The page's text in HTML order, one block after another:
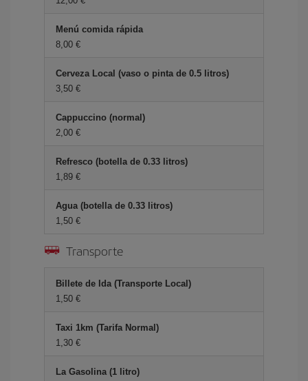
Menú comida rápida
8,00 €
Cerveza Local (vaso o pinta de 0.5 litros)
3,50 €
Cappuccino (normal)
2,00 €
Refresco (botella de 0.33 litros)
1,89 €
Agua (botella de 0.33 litros)
1,50 €
Transporte
Billete de Ida (Transporte Local)
1,50 €
Taxi 1km (Tarifa Normal)
1,30 €
La Gasolina (1 litro)